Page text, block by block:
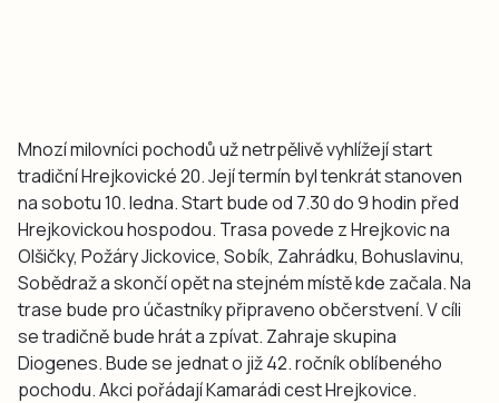
Mnozí milovníci pochodů už netrpělivě vyhlížejí start
tradiční Hrejkovické 20. Její termín byl tenkrát stanoven
na sobotu 10. ledna. Start bude od 7.30 do 9 hodin před
Hrejkovickou hospodou. Trasa povede z Hrejkovic na
Olšičky, Požáry Jickovice, Sobík, Zahrádku, Bohuslavinu,
Sobědraž a skončí opět na stejném místě kde začala. Na
trase bude pro účastníky připraveno občerstvení. V cíli
se tradičně bude hrát a zpívat. Zahraje skupina
Diogenes. Bude se jednat o již 42. ročník oblíbeného
pochodu. Akci pořádají Kamarádi cest Hrejkovice.